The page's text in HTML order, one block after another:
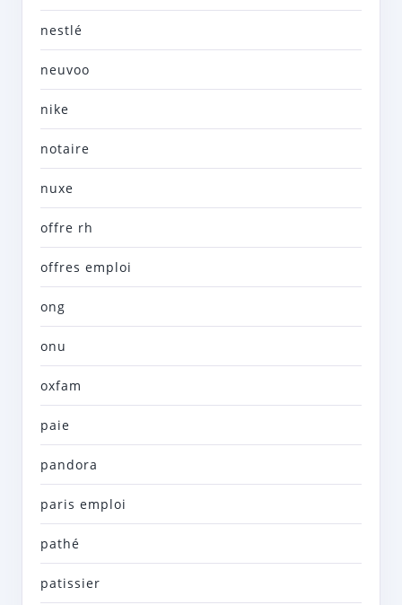
nestlé
neuvoo
nike
notaire
nuxe
offre rh
offres emploi
ong
onu
oxfam
paie
pandora
paris emploi
pathé
patissier